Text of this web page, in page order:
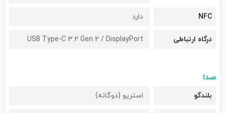
NFC دارد
درگاه ارتباطی USB Type-C 3.2 Gen 2 / DisplayPort
صدا
بلندگو استریو (دوگانه)